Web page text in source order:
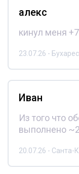
алекс
кинул меня
23.07.26 -
Иван
Из того что
выполнено
20.07.26 - Санта-